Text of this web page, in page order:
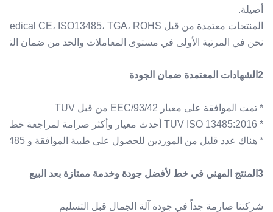
أصيلة.
المنتجات معتمدة من قبل TUV Medical CE، ISO13485، TGA، ROHS، الخ.
نحن في المرتبة الأولى في مستوى المعاملات والحد من ضمان التجارة مع 1،600،000 دولار
2الشهادات المعتمدة ضمان الجودة
* تمت الموافقة على معيار 93/42/EEC من قبل TUV
* TUV ISO 13485:2016 أحدث معيار وأكثر صرامة لمراجعة خط الإنتاج
* هناك عدد قليل من الموردين للحصول على طبية الموافقة و ISO13485 من TUV في سوق الصين الآن
3المنتج المهني في خط لأفضل جودة وخدمة ممتازة بعد البيع
شركتنا صارمة جداً في جودة آلة الجمال قبل التسليم